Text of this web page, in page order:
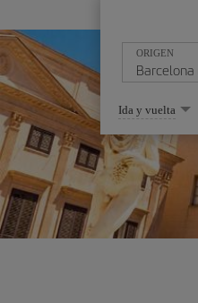
ORIGEN
Seleccione
una
opción
Ida y vuelta